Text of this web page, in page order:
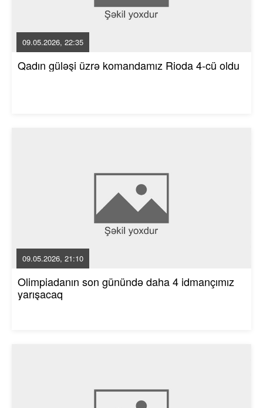
09.05.2026, 22:35
Qadın güləşi üzrə komandamız Rioda 4-cü oldu
09.05.2026, 21:10
Olimpiadanın son günündə daha 4 idmançımız
yarışacaq